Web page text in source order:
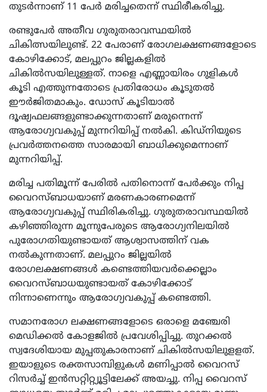
തുടര്‍ന്നാണ് 11 പേര്‍ മരിച്ചതെന്ന് സ്ഥിരീകരിച്ചു.
രണ്ടുപേര്‍ അതീവ ഗുരുതരാവസ്ഥയില്‍
ചികിത്സയിലുണ്ട്. 22 പേരാണ് രോഗലക്ഷണങ്ങളോടെ
കോഴിക്കോട്, മലപ്പുറം ജില്ലകളില്‍
ചികില്‍സയിലുള്ളത്. നാളെ എണ്ണായിരം ഗുളികള്‍
കൂടി എത്തുന്നതോടെ പ്രതിരോധം കൂടുതല്‍
ഈര്‍ജിതമാകും. ഡോസ് കൂടിയാല്‍
ദൂഷ്യഫലങ്ങളുണ്ടാക്കുന്നതാണ് മരുന്നെന്ന്
ആരോഗ്യവകുപ്പ് മുന്നറിയിപ്പ് നല്‍കി. കിഡ്നിയുടെ
പ്രവര്‍ത്തനത്തെ സാരമായി ബാധിക്കുമെന്നാണ്
മുന്നറിയിപ്പ്.
മരിച്ച പതിമൂന്ന് പേരില്‍ പതിനൊന്ന് പേര്‍ക്കും നിപ്പ
വൈറസ്ബാധയാണ് മരണകാരണമെന്ന്
ആരോഗ്യവകുപ്പ് സ്ഥിരികരിച്ചു. ഗുരുതരാവസ്ഥയില്‍
കഴിഞ്ഞിരുന്ന മൂന്നുപേരുടെ ആരോഗ്യനിലയില്‍
പുരോഗതിയുണ്ടായത് ആശ്വാസത്തിന് വക
നല്‍കുന്നതാണ്. മലപ്പുറം ജില്ലയില്‍
രോഗലക്ഷണങ്ങള്‍ കണ്ടെത്തിയവര്‍ക്കെല്ലാം
വൈറസ്ബാധയുണ്ടായത് കോഴിക്കോട്
നിന്നാണെന്നും ആരോഗ്യവകുപ്പ് കണ്ടെത്തി.
സമാനരോഗ ലക്ഷണങ്ങളോടെ ഒരാളെ മഞ്ചേരി
മെഡിക്കല്‍ കോളജില്‍ പ്രവേശിപ്പിച്ചു. തുറക്കല്‍
സ്വദേശിയായ മുപ്പതുകാരനാണ് ചികില്‍സയിലുളളത്.
ഇയാളുടെ രക്തസാമ്പിളുകള്‍ മണിപ്പാല്‍ വൈറസ്
റിസര്‍ച്ച് ഇന്‍സറ്റിറ്റ്യൂട്ടിലേക്ക് അയച്ചു. നിപ്പ വൈറസ്